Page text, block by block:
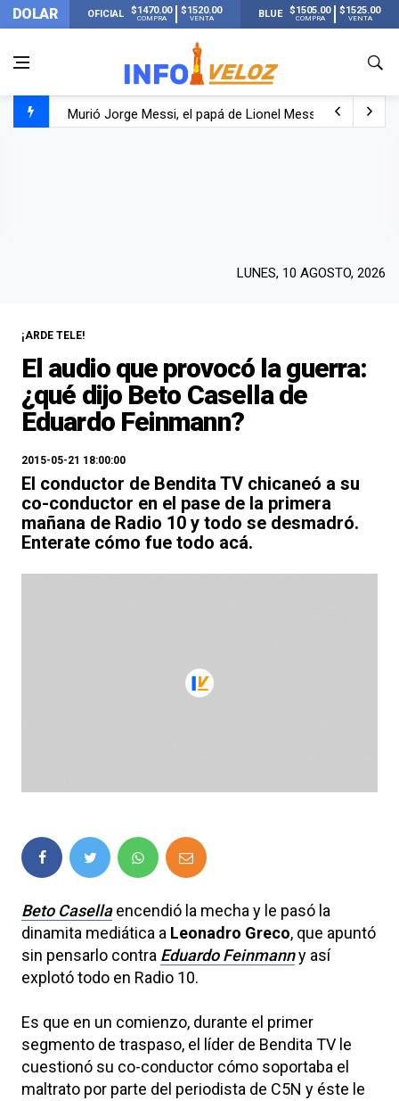
DOLAR OFICIAL $1470.00
COMPRA
$1520.00
VENTA BLUE $1505.00
COMPRA
$1525.00
VENTA
Murió Jorge Messi, el papá de Lionel Messi
LUNES, 10 AGOSTO, 2026
¡ARDE TELE!
El audio que provocó la guerra:
¿qué dijo Beto Casella de
Eduardo Feinmann?
2015-05-21 18:00:00
El conductor de Bendita TV chicaneó a su
co-conductor en el pase de la primera
mañana de Radio 10 y todo se desmadró.
Enterate cómo fue todo acá.
Beto Casellaencendió la mecha y le pasó la
dinamita mediática a Leonadro Greco, que apuntó
sin pensarlo contra Eduardo Feinmanny así
explotó todo en Radio 10.
Es que en un comienzo, durante el primer
segmento de traspaso, el líder de Bendita TV le
cuestionó su co-conductor cómo soportaba el
maltrato por parte del periodista de C5N y éste le